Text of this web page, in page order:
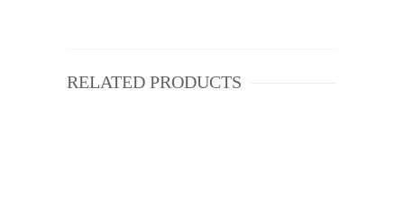
RELATED PRODUCTS